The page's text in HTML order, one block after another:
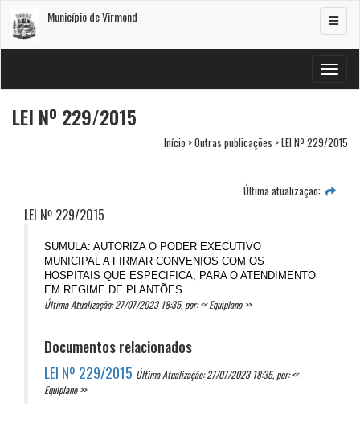
Alterar
Município de Virmond
Alterar
LEI Nº 229/2015
Início > Outras publicações > LEI Nº 229/2015
Última atualização:
LEI Nº 229/2015
SUMULA: AUTORIZA O PODER EXECUTIVO
MUNICIPAL A FIRMAR CONVENIOS COM OS
HOSPITAIS QUE ESPECIFICA, PARA O ATENDIMENTO
EM REGIME DE PLANTÕES.
Última Atualização: 27/07/2023 18:35, por: << Equiplano >>
Documentos relacionados
LEI Nº 229/2015 Última Atualização: 27/07/2023 18:35, por: <<
Equiplano >>